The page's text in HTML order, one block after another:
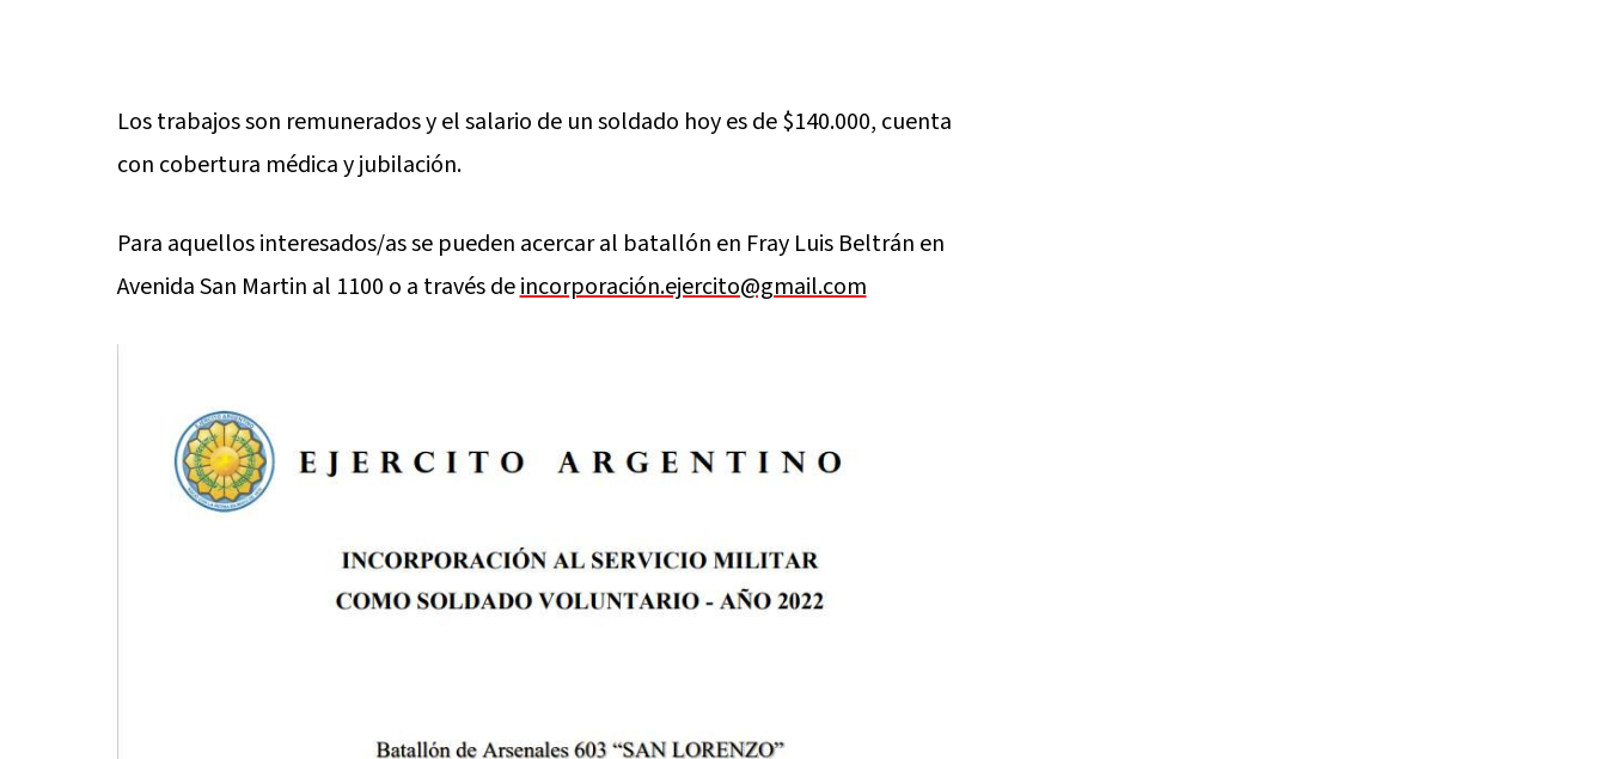
Los trabajos son remunerados y el salario de un soldado hoy es de $140.000, cuenta
con cobertura médica y jubilación.
Para aquellos interesados/as se pueden acercar al batallón en Fray Luis Beltrán en
Avenida San Martin al 1100 o a través deincorporación.ejercito@gmail.com